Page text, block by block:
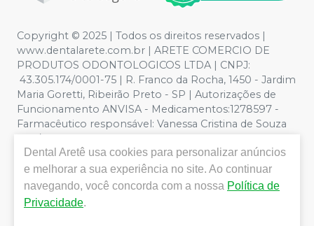
Copyright © 2025 | Todos os direitos reservados |
www.dentalarete.com.br | ARETE COMERCIO DE
PRODUTOS ODONTOLOGICOS LTDA | CNPJ:
43.305.174/0001-75 | R. Franco da Rocha, 1450 - Jardim
Maria Goretti, Ribeirão Preto - SP | Autorizações de
Funcionamento ANVISA - Medicamentos:1278597 -
Farmacêutico responsável: Vanessa Cristina de Souza
CRF/SP nº 52627 | Política de Privacidade e Segurança -
Fotos meramente ilustrativas - Os preços e condições
da loja virtual estão sujeitos a alterações. Em caso de
divergência de preços no site, o valor válido é o do
Carrinho de Compra. Não vendemos por atacado, por
isso nos reservamos o direito de não atender compras
Dental Aretê usa cookies para personalizar anúncios
e melhorar a sua experiência no site. Ao continuar
navegando, você concorda com a nossa Política de
Privacidade.